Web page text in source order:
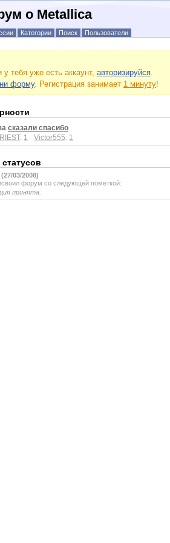
о Metallica
Категории Поиск Пользователи
тебя уже есть аккаунт, авторизируйся.
форму. Регистрация занимает 1 минуту!
сказали спасибо
: 1 Victor555: 1
(27/03/2008)
форум со следующей пометкой:
принята.